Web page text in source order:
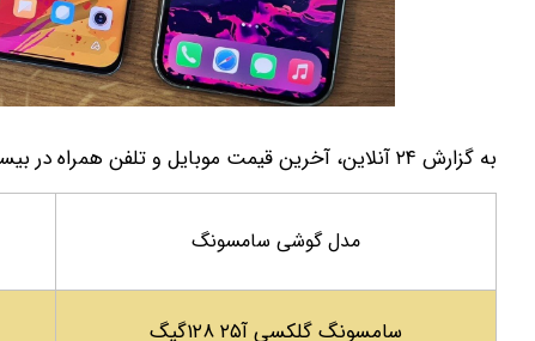
به گزارش ۲۴ آنلاین، آخرین قیمت موبایل و تلفن همراه در بیست و ششم اردیبهشت ۱۴۰۵ به شرح زیر است:
مدل گوشی سامسونگ
سامسونگ گلکسی آ۲۵ ۱۲۸گیگ